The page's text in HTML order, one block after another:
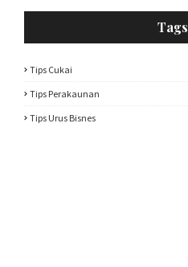
Tags
Tips Cukai
Tips Perakaunan
Tips Urus Bisnes